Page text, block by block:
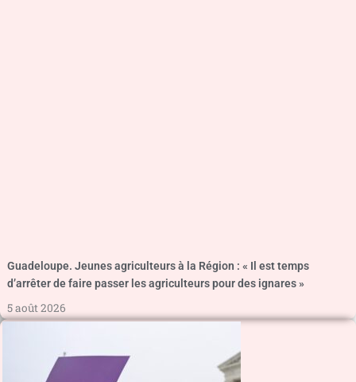
Guadeloupe. Jeunes agriculteurs à la Région : « Il est temps
d’arrêter de faire passer les agriculteurs pour des ignares »
5 août 2026